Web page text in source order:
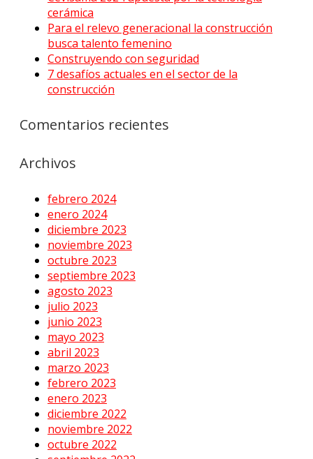
cerámica
Para el relevo generacional la construcción
busca talento femenino
Construyendo con seguridad
7 desafíos actuales en el sector de la
construcción
Comentarios recientes
Archivos
febrero 2024
enero 2024
diciembre 2023
noviembre 2023
octubre 2023
septiembre 2023
agosto 2023
julio 2023
junio 2023
mayo 2023
abril 2023
marzo 2023
febrero 2023
enero 2023
diciembre 2022
noviembre 2022
octubre 2022